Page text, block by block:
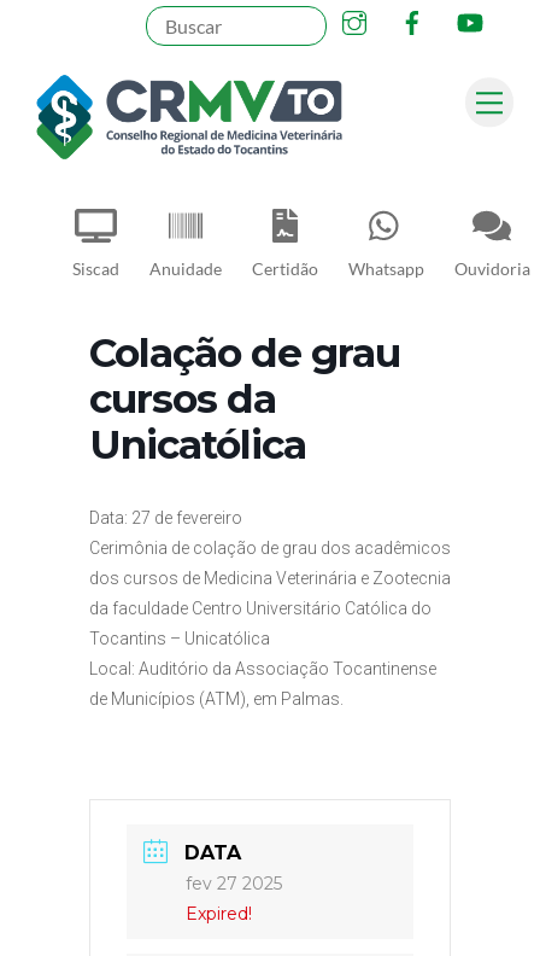
content
Siscad Anuidade Certidão Whatsapp Ouvidoria
InstagramFacebook
Pesquisar
Colação de grau
cursos da
Unicatólica
Data: 27 de fevereiro
Cerimônia de colação de grau dos acadêmicos
dos cursos de Medicina Veterinária e Zootecnia
da faculdade Centro Universitário Católica do
Tocantins – Unicatólica
Local: Auditório da Associação Tocantinense
de Municípios (ATM), em Palmas.
DATA
fev 27 2025
Expired!